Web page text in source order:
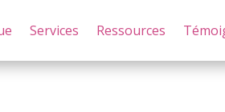
Services Ressources